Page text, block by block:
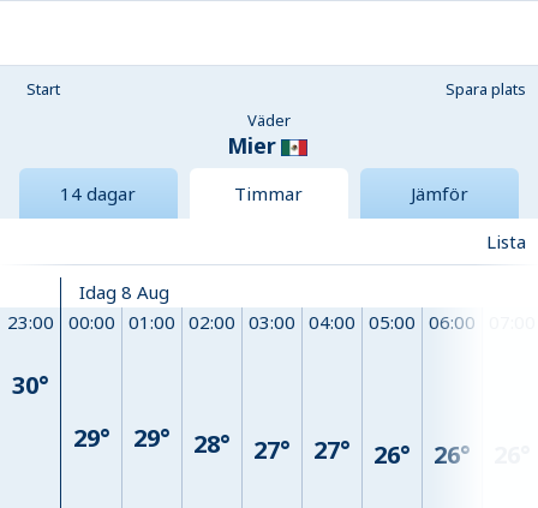
Start
Spara plats
Väder
Mier
14 dagar Timmar
Jämför
Lista
23:00
30°
Idag 8 Aug
00:00
29°
01:00
29°
02:00
28°
03:00
27°
04:00
27°
05:00
26°
06:00
26°